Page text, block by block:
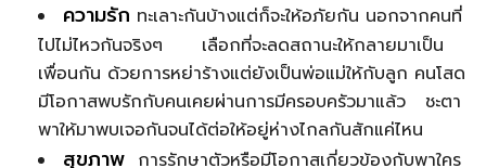
ความรัก ทะเลาะกันบ้างแต่ก็จะให้อภัยกัน นอกจากคนที่
ไปไม่ไหวกันจริงๆ เลือกที่จะลดสถานะให้กลายมาเป็น
เพื่อนกัน ด้วยการหย่าร้างแต่ยังเป็นพ่อแม่ให้กับลูก คนโสด
มีโอกาสพบรักกับคนเคยผ่านการมีครอบครัวมาแล้ว ชะตา
พาให้มาพบเจอกันจนได้ต่อให้อยู่ห่างไกลกันสักแค่ไหน
สุขภาพ การรักษาตัวหรือมีโอกาสเกี่ยวข้องกับพาใคร